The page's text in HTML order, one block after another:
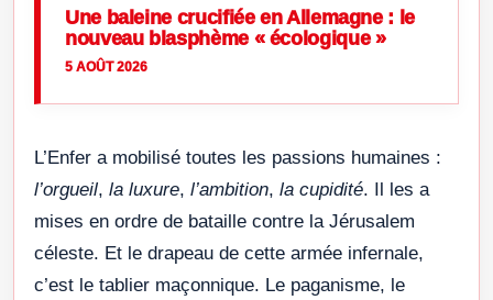
Une baleine crucifiée en Allemagne : le
nouveau blasphème « écologique »
5 AOÛT 2026
L’Enfer a mobilisé toutes les passions humaines :
l’orgueil, la luxure, l’ambition, la cupidité. Il les a
mises en ordre de bataille contre la Jérusalem
céleste. Et le drapeau de cette armée infernale,
c’est le tablier maçonnique. Le paganisme, le